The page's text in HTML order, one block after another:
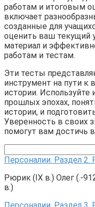
работам и итоговым
включает
созданные для
оценить ваш текущий
материал и
работам и тестам.
Эти тесты
инструмент на пути к
истории. Используйте
прошлых эпохах,
истории, и
Уверенность в своих
помогут вам достичь
Персоналии. Раздел 2.
Рюрик (IX в.) Олег (.-
в.)